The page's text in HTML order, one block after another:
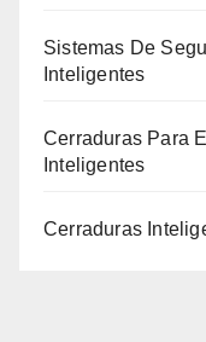
Sistemas De
Inteligentes
Cerraduras Para
Inteligentes
Cerraduras